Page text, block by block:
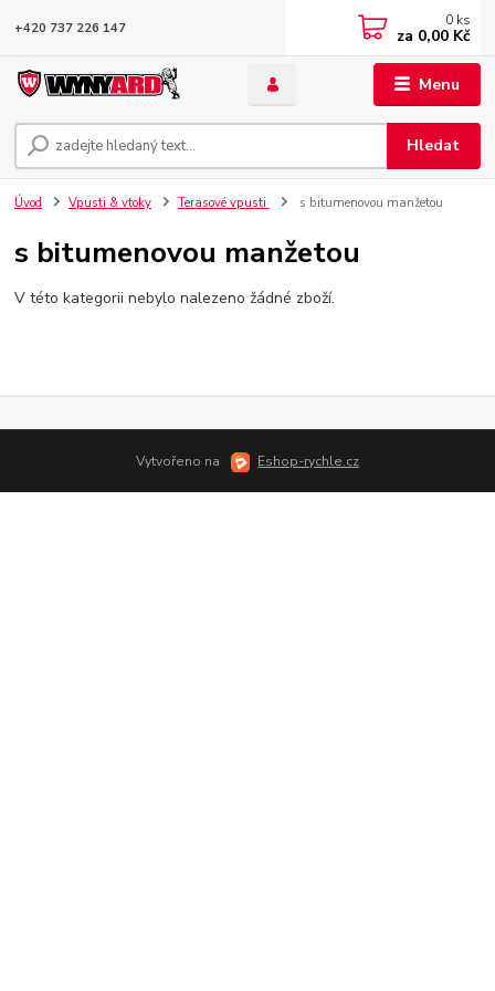
Menu
Hledat
+420 737 226 147 0 ks
za 0,00 Kč
Úvod Vpusti & vtoky Terasové vpusti s bitumenovou manžetou
s bitumenovou manžetou
V této kategorii nebylo nalezeno žádné zboží.
Vytvořeno na Eshop-rychle.cz